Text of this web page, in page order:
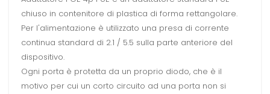
chiuso in contenitore di plastica di forma rettangolare.
Per l'alimentazione è utilizzato una presa di corrente
continua standard di 2.1 / 5.5 sulla parte anteriore del
dispositivo.
Ogni porta è protetta da un proprio diodo, che è il
motivo per cui un corto circuito ad una porta non si